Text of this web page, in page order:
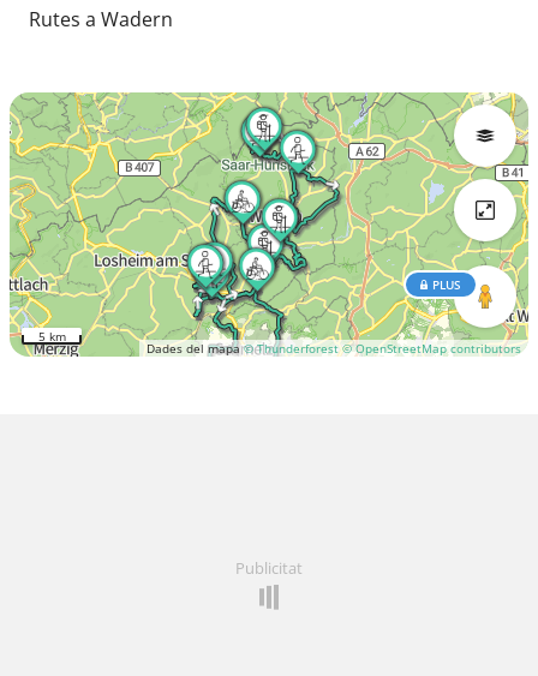
Rutes a Wadern
Dades del mapa© Thunderforest © OpenStreetMap contributors
PLUS
5 km
Publicitat